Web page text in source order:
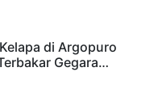
di Argopuro
Gegara…